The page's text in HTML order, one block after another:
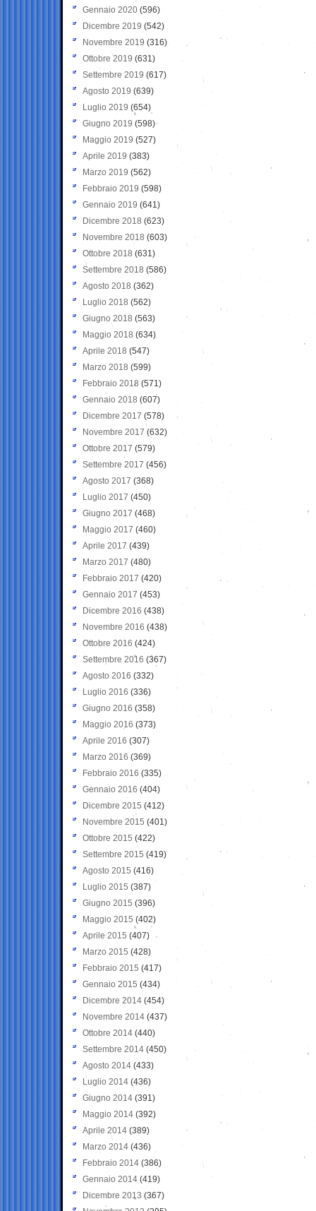
Gennaio 2020 (596)
Dicembre 2019 (542)
Novembre 2019 (316)
Ottobre 2019 (631)
Settembre 2019 (617)
Agosto 2019 (639)
Luglio 2019 (654)
Giugno 2019 (598)
Maggio 2019 (527)
Aprile 2019 (383)
Marzo 2019 (562)
Febbraio 2019 (598)
Gennaio 2019 (641)
Dicembre 2018 (623)
Novembre 2018 (603)
Ottobre 2018 (631)
Settembre 2018 (586)
Agosto 2018 (362)
Luglio 2018 (562)
Giugno 2018 (563)
Maggio 2018 (634)
Aprile 2018 (547)
Marzo 2018 (599)
Febbraio 2018 (571)
Gennaio 2018 (607)
Dicembre 2017 (578)
Novembre 2017 (632)
Ottobre 2017 (579)
Settembre 2017 (456)
Agosto 2017 (368)
Luglio 2017 (450)
Giugno 2017 (468)
Maggio 2017 (460)
Aprile 2017 (439)
Marzo 2017 (480)
Febbraio 2017 (420)
Gennaio 2017 (453)
Dicembre 2016 (438)
Novembre 2016 (438)
Ottobre 2016 (424)
Settembre 2016 (367)
Agosto 2016 (332)
Luglio 2016 (336)
Giugno 2016 (358)
Maggio 2016 (373)
Aprile 2016 (307)
Marzo 2016 (369)
Febbraio 2016 (335)
Gennaio 2016 (404)
Dicembre 2015 (412)
Novembre 2015 (401)
Ottobre 2015 (422)
Settembre 2015 (419)
Agosto 2015 (416)
Luglio 2015 (387)
Giugno 2015 (396)
Maggio 2015 (402)
Aprile 2015 (407)
Marzo 2015 (428)
Febbraio 2015 (417)
Gennaio 2015 (434)
Dicembre 2014 (454)
Novembre 2014 (437)
Ottobre 2014 (440)
Settembre 2014 (450)
Agosto 2014 (433)
Luglio 2014 (436)
Giugno 2014 (391)
Maggio 2014 (392)
Aprile 2014 (389)
Marzo 2014 (436)
Febbraio 2014 (386)
Gennaio 2014 (419)
Dicembre 2013 (367)